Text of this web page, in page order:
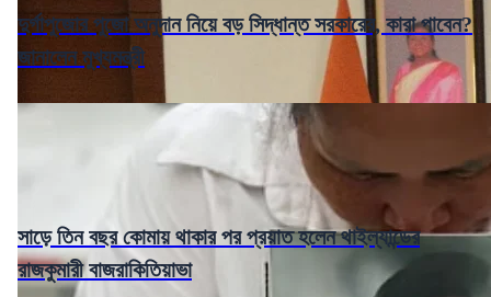
দুর্গাপুজোর পুজো অনুদান নিয়ে বড় সিদ্ধান্ত সরকারের, কারা পাবেন?
জানালেন মুখ্যমন্ত্রী
সাড়ে তিন বছর কোমায় থাকার পর প্রয়াত হলেন থাইল্যান্ডের
রাজকুমারী বাজরাকিতিয়াভা